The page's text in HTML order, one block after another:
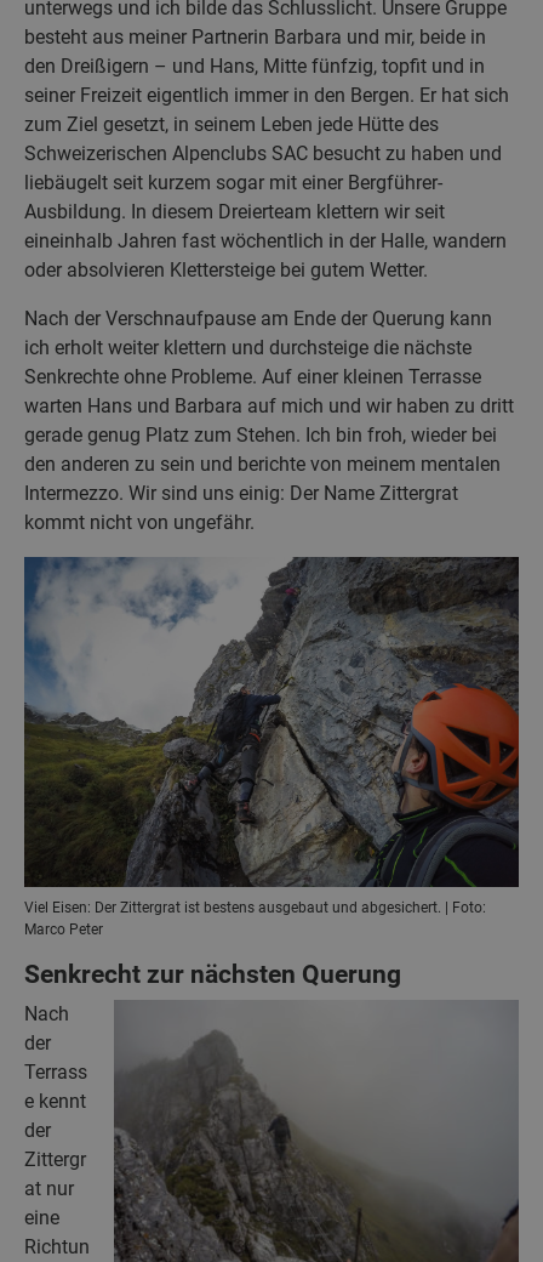
unterwegs und ich bilde das Schlusslicht. Unsere Gruppe
besteht aus meiner Partnerin Barbara und mir, beide in
den Dreißigern – und Hans, Mitte fünfzig, topfit und in
seiner Freizeit eigentlich immer in den Bergen. Er hat sich
zum Ziel gesetzt, in seinem Leben jede Hütte des
Schweizerischen Alpenclubs SAC besucht zu haben und
liebäugelt seit kurzem sogar mit einer Bergführer-
Ausbildung. In diesem Dreierteam klettern wir seit
eineinhalb Jahren fast wöchentlich in der Halle, wandern
oder absolvieren Klettersteige bei gutem Wetter.
Nach der Verschnaufpause am Ende der Querung kann
ich erholt weiter klettern und durchsteige die nächste
Senkrechte ohne Probleme. Auf einer kleinen Terrasse
warten Hans und Barbara auf mich und wir haben zu dritt
gerade genug Platz zum Stehen. Ich bin froh, wieder bei
den anderen zu sein und berichte von meinem mentalen
Intermezzo. Wir sind uns einig: Der Name Zittergrat
kommt nicht von ungefähr.
Viel Eisen: Der Zittergrat ist bestens ausgebaut und abgesichert. | Foto:
Marco Peter
Senkrecht zur nächsten Querung
Nach
der
Terrass
e kennt
der
Zittergr
at nur
eine
Richtun